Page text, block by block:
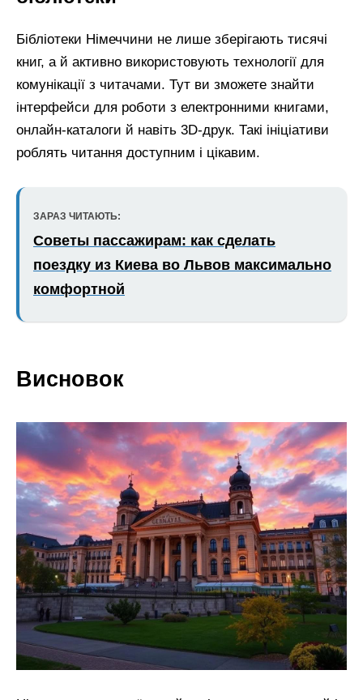
Бібліотеки Німеччини не лише зберігають тисячі
книг, а й активно використовують технології для
комунікації з читачами. Тут ви зможете знайти
інтерфейси для роботи з електронними книгами,
онлайн-каталоги й навіть 3D-друк. Такі ініціативи
роблять читання доступним і цікавим.
ЗАРАЗ ЧИТАЮТЬ:
Советы пассажирам: как сделать
поездку из Киева во Львов максимально
комфортной
Висновок